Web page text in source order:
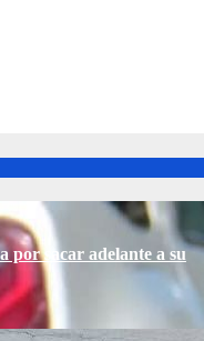
por sacar adelante a su